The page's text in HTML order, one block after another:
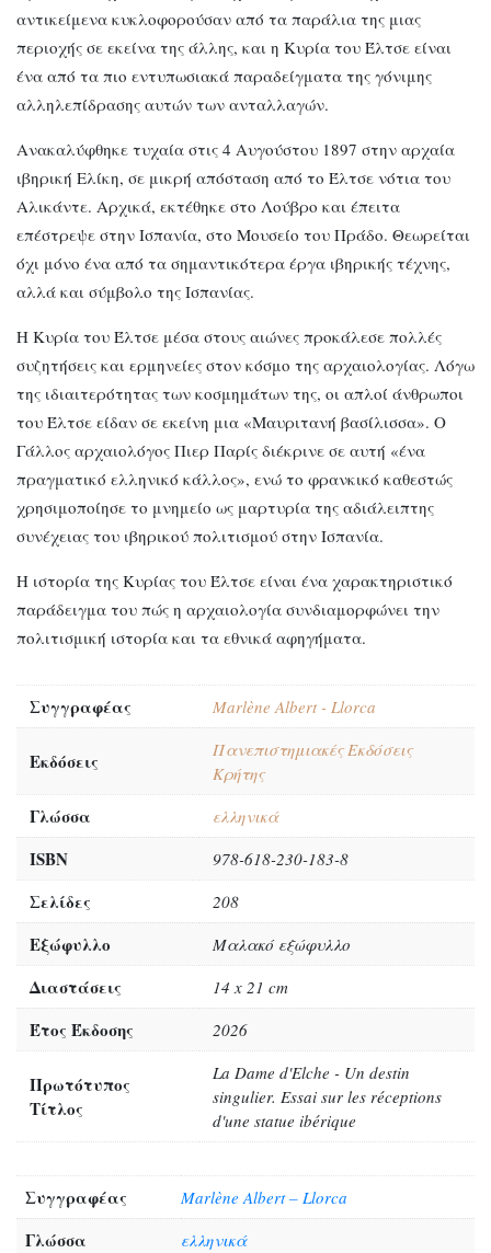
αντικείμενα κυκλοφορούσαν από τα παράλια της μιας
περιοχής σε εκείνα της άλλης, και η Κυρία του Έλτσε είναι
ένα από τα πιο εντυπωσιακά παραδείγματα της γόνιμης
αλληλεπίδρασης αυτών των ανταλλαγών.
Ανακαλύφθηκε τυχαία στις 4 Αυγούστου 1897 στην αρχαία
ιβηρική Ελίκη, σε μικρή απόσταση από το Έλτσε νότια του
Αλικάντε. Αρχικά, εκτέθηκε στο Λούβρο και έπειτα
επέστρεψε στην Ισπανία, στο Μουσείο του Πράδο. Θεωρείται
όχι μόνο ένα από τα σημαντικότερα έργα ιβηρικής τέχνης,
αλλά και σύμβολο της Ισπανίας.
Η Κυρία του Έλτσε μέσα στους αιώνες προκάλεσε πολλές
συζητήσεις και ερμηνείες στον κόσμο της αρχαιολογίας. Λόγω
της ιδιαιτερότητας των κοσμημάτων της, οι απλοί άνθρωποι
του Έλτσε είδαν σε εκείνη μια «Μαυριτανή βασίλισσα». Ο
Γάλλος αρχαιολόγος Πιερ Παρίς διέκρινε σε αυτή «ένα
πραγματικό ελληνικό κάλλος», ενώ το φρανκικό καθεστώς
χρησιμοποίησε το μνημείο ως μαρτυρία της αδιάλειπτης
συνέχειας του ιβηρικού πολιτισμού στην Ισπανία.
Η ιστορία της Κυρίας του Έλτσε είναι ένα χαρακτηριστικό
παράδειγμα του πώς η αρχαιολογία συνδιαμορφώνει την
πολιτισμική ιστορία και τα εθνικά αφηγήματα.
Συγγραφέας Marlène Albert - Llorca
Εκδόσεις
Πανεπιστημιακές Εκδόσεις
Κρήτης
Γλώσσα ελληνικά
ISBN 978-618-230-183-8
Σελίδες 208
Εξώφυλλο Μαλακό εξώφυλλο
Διαστάσεις 14 x 21 cm
Έτος Έκδοσης 2026
Πρωτότυπος
Τίτλος
La Dame d'Elche - Un destin
singulier. Essai sur les réceptions
d'une statue ibérique
Συγγραφέας Marlène Albert – Llorca
Γλώσσα ελληνικά